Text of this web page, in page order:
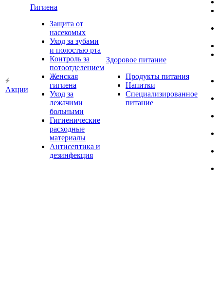
Акции
Гигиена
Защита от
насекомых
Уход за зубами
и полостью рта
Контроль за
потоотделением
Женская
гигиена
Уход за
лежачими
больными
Гигиенические
расходные
материалы
Антисептика и
дезинфекция
Здоровое питание
Продукты питания
Напитки
Специализированное
питание